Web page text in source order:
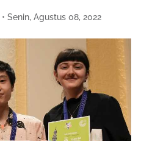
• Senin, Agustus 08, 2022